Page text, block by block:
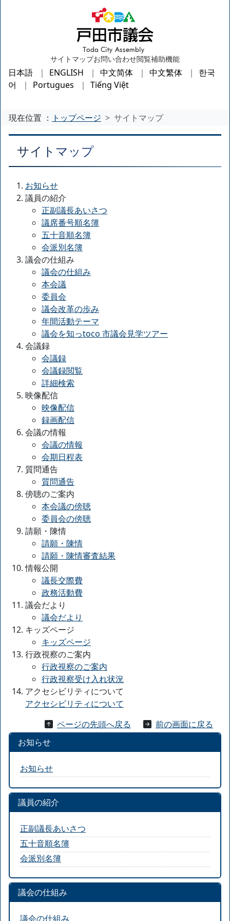
サイトマップお問い合わせ閲覧補助機能
日本語 ENGLISH 中文简体 中文繁体
한국
어
Portugues Tiếng Việt
現在位置 ： トップページ サイトマップ
サイトマップ
お知らせ
議員の紹介
正副議長あいさつ
議席番号順名簿
五十音順名簿
会派別名簿
議会の仕組み
議会の仕組み
本会議
委員会
議会改革の歩み
年間活動テーマ
議会を知っtoco 市議会見学ツアー
会議録
会議録
会議録閲覧
詳細検索
映像配信
映像配信
録画配信
会議の情報
会議の情報
会期日程表
質問通告
質問通告
傍聴のご案内
本会議の傍聴
委員会の傍聴
請願・陳情
請願・陳情
請願・陳情審査結果
情報公開
議長交際費
政務活動費
議会だより
議会だより
キッズページ
キッズページ
行政視察のご案内
行政視察のご案内
行政視察受け入れ状況
アクセシビリティについて
アクセシビリティについて
ページの先頭へ戻る
前の画面に戻る
お知らせ
お知らせ
議員の紹介
正副議長あいさつ
五十音順名簿
会派別名簿
議会の仕組み
議会の仕組み